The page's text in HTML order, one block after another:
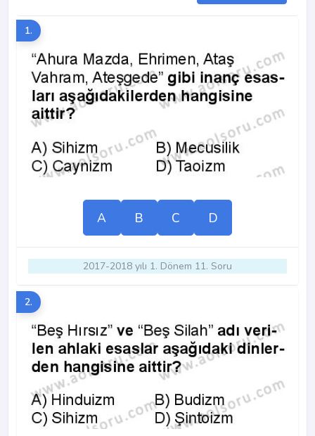
1.
A B C D
2017-2018 yılı 1. Dönem 11. Soru
2.